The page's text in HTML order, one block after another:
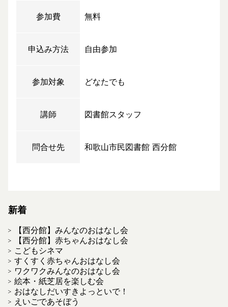
参加費 無料
申込み方法 自由参加
参加対象 どなたでも
講師 図書館スタッフ
問合せ先 和歌山市民図書館 西分館
新着
【西分館】みんなのおはなし会
【西分館】赤ちゃんおはなし会
こどもシネマ
すくすく赤ちゃんおはなし会
ワクワクみんなのおはなし会
絵本・紙芝居を楽しむ会
おはなしだいすきよっといで！
えいごであそぼう